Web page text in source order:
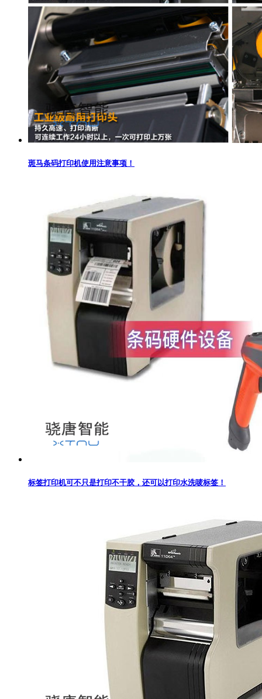
斑马条码打印机使用注意事项！
​标签打印机可不只是打印不干胶，还可以打印水洗唛标签！